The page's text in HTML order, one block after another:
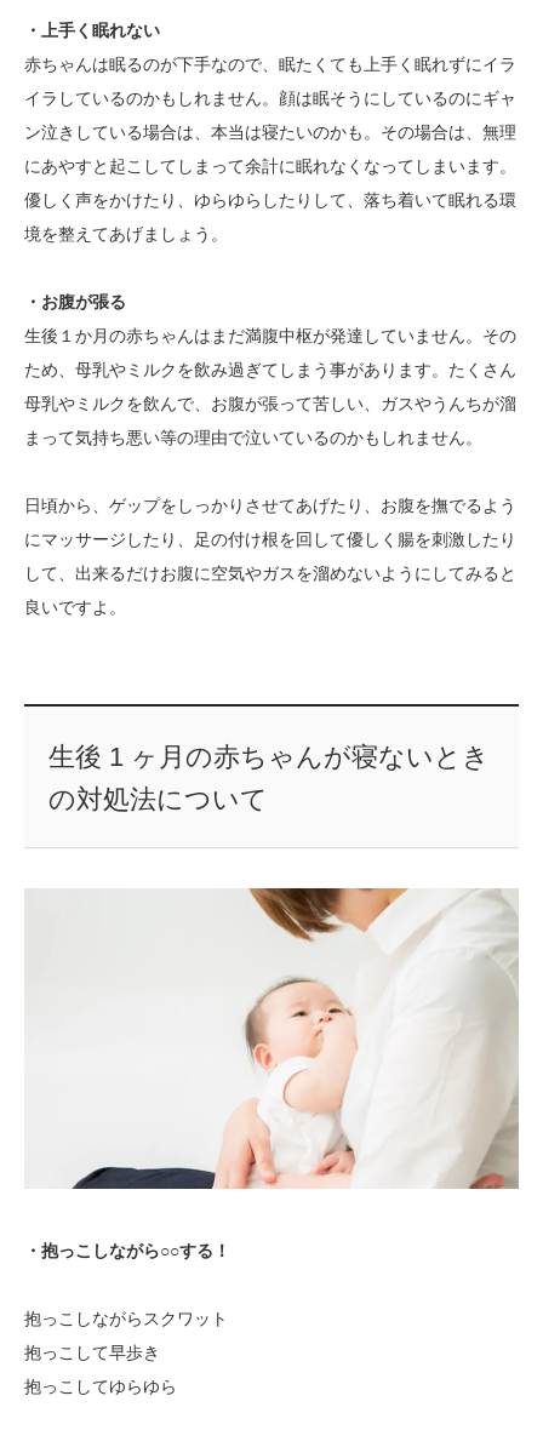
・上手く眠れない
赤ちゃんは眠るのが下手なので、眠たくても上手く眠れずにイラ
イラしているのかもしれません。顔は眠そうにしているのにギャ
ン泣きしている場合は、本当は寝たいのかも。その場合は、無理
にあやすと起こしてしまって余計に眠れなくなってしまいます。
優しく声をかけたり、ゆらゆらしたりして、落ち着いて眠れる環
境を整えてあげましょう。
・お腹が張る
生後１か月の赤ちゃんはまだ満腹中枢が発達していません。その
ため、母乳やミルクを飲み過ぎてしまう事があります。たくさん
母乳やミルクを飲んで、お腹が張って苦しい、ガスやうんちが溜
まって気持ち悪い等の理由で泣いているのかもしれません。
日頃から、ゲップをしっかりさせてあげたり、お腹を撫でるよう
にマッサージしたり、足の付け根を回して優しく腸を刺激したり
して、出来るだけお腹に空気やガスを溜めないようにしてみると
良いですよ。
生後 1 ヶ月の赤ちゃんが寝ないとき
の対処法について
・抱っこしながら○○する！
抱っこしながらスクワット
抱っこして早歩き
抱っこしてゆらゆら